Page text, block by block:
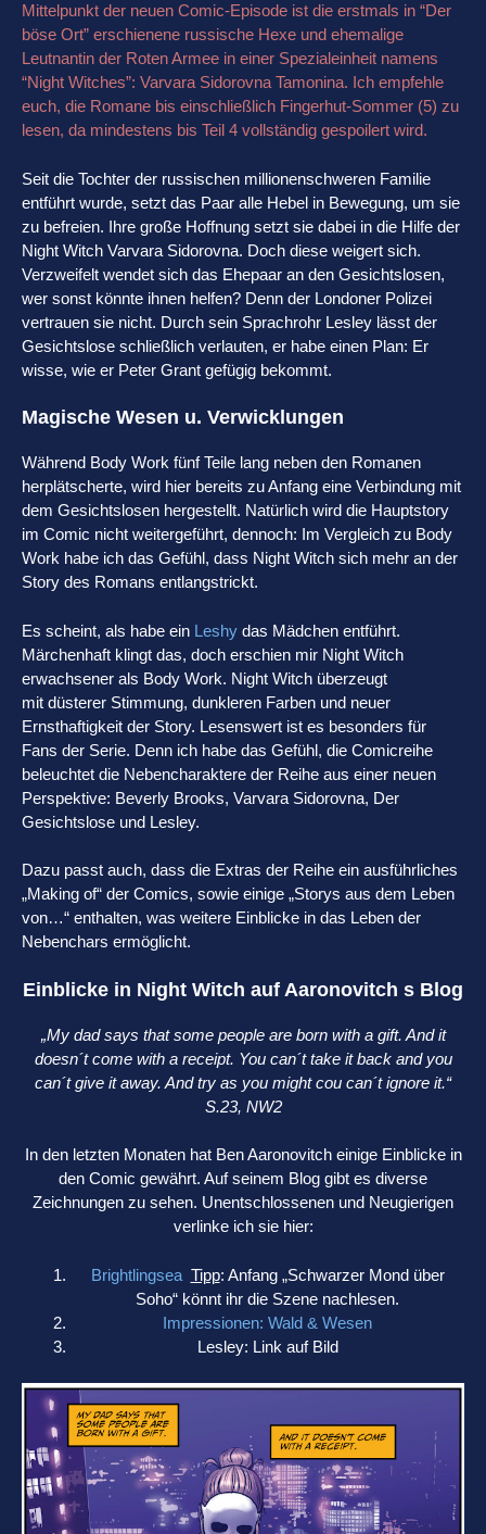
Mittelpunkt der neuen Comic-Episode ist die erstmals in “Der
böse Ort” erschienene russische Hexe und ehemalige
Leutnantin der Roten Armee in einer Spezialeinheit namens
“Night Witches”: Varvara Sidorovna Tamonina. Ich empfehle
euch, die Romane bis einschließlich Fingerhut-Sommer (5) zu
lesen, da mindestens bis Teil 4 vollständig gespoilert wird.
Seit die Tochter der russischen millionenschweren Familie
entführt wurde, setzt das Paar alle Hebel in Bewegung, um sie
zu befreien. Ihre große Hoffnung setzt sie dabei in die Hilfe der
Night Witch Varvara Sidorovna. Doch diese weigert sich.
Verzweifelt wendet sich das Ehepaar an den Gesichtslosen,
wer sonst könnte ihnen helfen? Denn der Londoner Polizei
vertrauen sie nicht. Durch sein Sprachrohr Lesley lässt der
Gesichtslose schließlich verlauten, er habe einen Plan: Er
wisse, wie er Peter Grant gefügig bekommt.
Magische Wesen u. Verwicklungen
Während Body Work fünf Teile lang neben den Romanen
herplätscherte, wird hier bereits zu Anfang eine Verbindung mit
dem Gesichtslosen hergestellt. Natürlich wird die Hauptstory
im Comic nicht weitergeführt, dennoch: Im Vergleich zu Body
Work habe ich das Gefühl, dass Night Witch sich mehr an der
Story des Romans entlangstrickt.
Es scheint, als habe ein Leshy das Mädchen entführt.
Märchenhaft klingt das, doch erschien mir Night Witch
erwachsener als Body Work. Night Witch überzeugt
mit düsterer Stimmung, dunkleren Farben und neuer
Ernsthaftigkeit der Story. Lesenswert ist es besonders für
Fans der Serie. Denn ich habe das Gefühl, die Comicreihe
beleuchtet die Nebencharaktere der Reihe aus einer neuen
Perspektive: Beverly Brooks, Varvara Sidorovna, Der
Gesichtslose und Lesley.
Dazu passt auch, dass die Extras der Reihe ein ausführliches
„Making of“ der Comics, sowie einige „Storys aus dem Leben
von…“ enthalten, was weitere Einblicke in das Leben der
Nebenchars ermöglicht.
Einblicke in Night Witch auf Aaronovitch s Blog
„My dad says that some people are born with a gift. And it
doesn´t come with a receipt. You can´t take it back and you
can´t give it away. And try as you might cou can´t ignore it.“
S.23, NW2
In den letzten Monaten hat Ben Aaronovitch einige Einblicke in
den Comic gewährt. Auf seinem Blog gibt es diverse
Zeichnungen zu sehen. Unentschlossenen und Neugierigen
verlinke ich sie hier:
Brightlingsea Tipp: Anfang „Schwarzer Mond über
Soho“ könnt ihr die Szene nachlesen.
Impressionen: Wald & Wesen
Lesley: Link auf Bild